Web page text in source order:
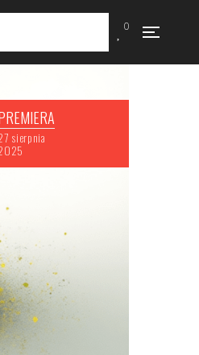
0
sierpnia